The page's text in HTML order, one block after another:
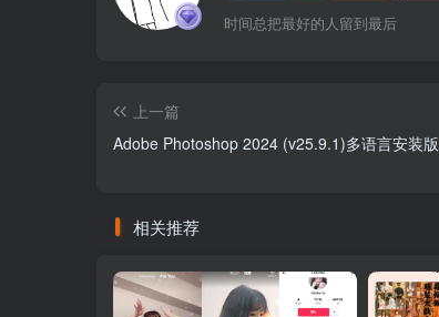
时间总把最好的人留到最后
上一篇
Adobe Photoshop 2024 (v25.9.1)多语言安装版
相关推荐